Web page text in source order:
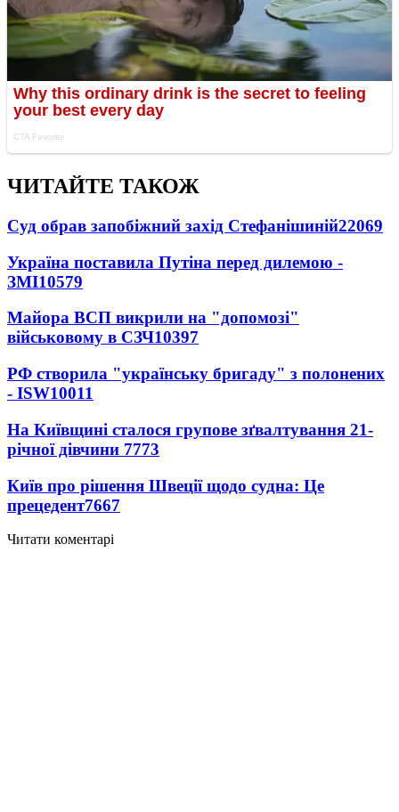
ЧИТАЙТЕ ТАКОЖ
Суд обрав запобіжний захід Стефанішиній22069
Україна поставила Путіна перед дилемою -
ЗМІ10579
Майора ВСП викрили на "допомозі"
військовому в СЗЧ10397
РФ створила "українську бригаду" з полонених
- ISW10011
На Київщині сталося групове зґвалтування 21-
річної дівчини 7773
Київ про рішення Швеції щодо судна: Це
прецедент7667
Читати коментарі